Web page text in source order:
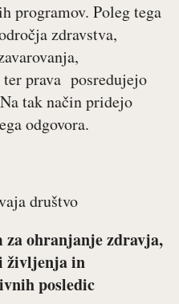
programov. Poleg tega
zdravstva,
ter prava posredujejo
tak način pridejo
odgovora.
društvo
ohranjanje zdravja,
življenja in
posledic